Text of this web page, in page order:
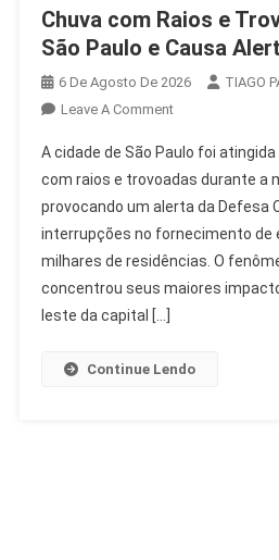
Chuva com Raios e
São Paulo e Causa
6 De Agosto De 2026
TIAGO
Leave A CommentOn
Com
Raios
E
Trovoadas
Atinge
São
A cidade de São Paulo foi
com raios e trovoadas durante a
provocando um alerta da Defesa
interrupções no fornecimento de
milhares de residências. O
concentrou seus maiores
leste da capital […]
Continue Lendo